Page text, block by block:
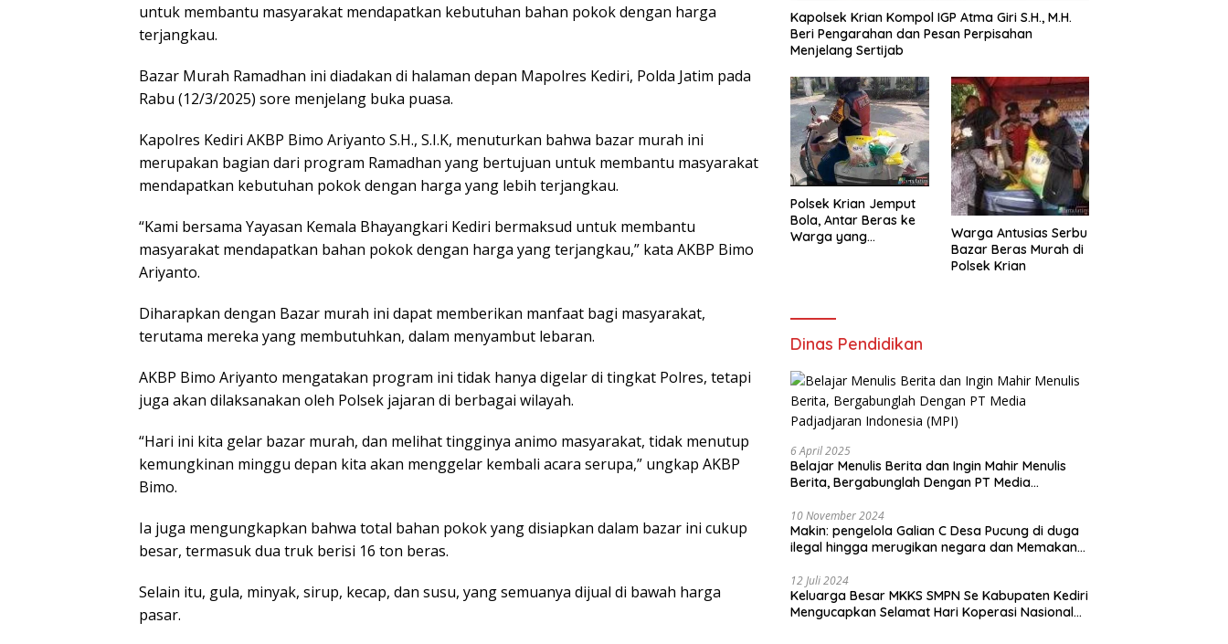
untuk membantu masyarakat mendapatkan kebutuhan bahan pokok dengan harga
terjangkau.
Bazar Murah Ramadhan ini diadakan di halaman depan Mapolres Kediri, Polda Jatim pada
Rabu (12/3/2025) sore menjelang buka puasa.
Kapolres Kediri AKBP Bimo Ariyanto S.H., S.I.K, menuturkan bahwa bazar murah ini
merupakan bagian dari program Ramadhan yang bertujuan untuk membantu masyarakat
mendapatkan kebutuhan pokok dengan harga yang lebih terjangkau.
“Kami bersama Yayasan Kemala Bhayangkari Kediri bermaksud untuk membantu
masyarakat mendapatkan bahan pokok dengan harga yang terjangkau,” kata AKBP Bimo
Ariyanto.
Diharapkan dengan Bazar murah ini dapat memberikan manfaat bagi masyarakat,
terutama mereka yang membutuhkan, dalam menyambut lebaran.
AKBP Bimo Ariyanto mengatakan program ini tidak hanya digelar di tingkat Polres, tetapi
juga akan dilaksanakan oleh Polsek jajaran di berbagai wilayah.
“Hari ini kita gelar bazar murah, dan melihat tingginya animo masyarakat, tidak menutup
kemungkinan minggu depan kita akan menggelar kembali acara serupa,” ungkap AKBP
Bimo.
Ia juga mengungkapkan bahwa total bahan pokok yang disiapkan dalam bazar ini cukup
besar, termasuk dua truk berisi 16 ton beras.
Selain itu, gula, minyak, sirup, kecap, dan susu, yang semuanya dijual di bawah harga
pasar.
Kapolsek Krian Kompol IGP Atma Giri S.H., M.H.
Beri Pengarahan dan Pesan Perpisahan
Menjelang Sertijab
Polsek Krian Jemput
Bola, Antar Beras ke
Warga yang
Warga Antusias Serbu
Bazar Beras Murah di
Polsek Krian
Dinas Pendidikan
6 April 2025
Belajar Menulis Berita dan Ingin Mahir Menulis
Berita, Bergabunglah Dengan PT Media
10 November 2024
Makin: pengelola Galian C Desa Pucung di duga
ilegal hingga merugikan negara dan Memakan
12 Juli 2024
Keluarga Besar MKKS SMPN Se Kabupaten Kediri
Mengucapkan Selamat Hari Koperasi Nasional